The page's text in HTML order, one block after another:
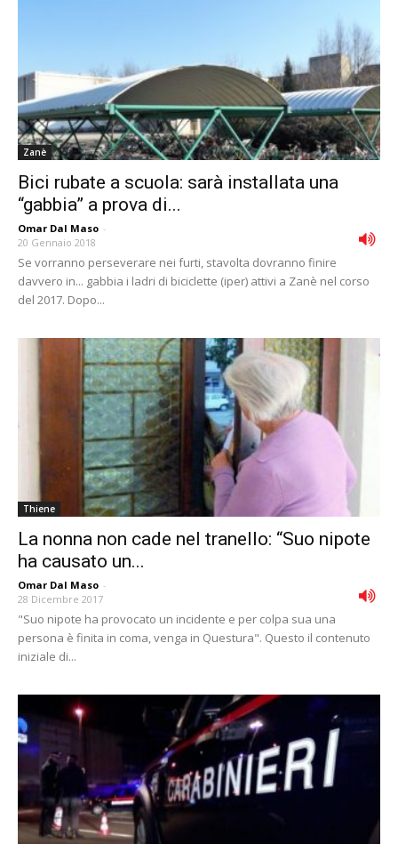
Zanè
Bici rubate a scuola: sarà installata una
“gabbia” a prova di...
Omar Dal Maso -
20 Gennaio 2018
Se vorranno perseverare nei furti, stavolta dovranno finire
davvero in... gabbia i ladri di biciclette (iper) attivi a Zanè nel corso
del 2017. Dopo...
Thiene
La nonna non cade nel tranello: “Suo nipote
ha causato un...
Omar Dal Maso -
28 Dicembre 2017
"Suo nipote ha provocato un incidente e per colpa sua una
persona è finita in coma, venga in Questura". Questo il contenuto
iniziale di...